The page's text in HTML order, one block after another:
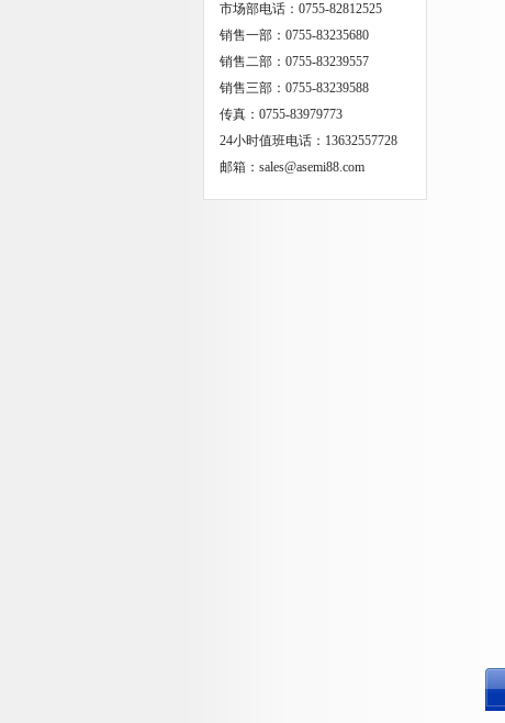
市场部电话：0755-82812525
销售一部：0755-83235680
销售二部：0755-83239557
销售三部：0755-83239588
传真：0755-83979773
24小时值班电话：13632557728
邮箱：sales@asemi88.com